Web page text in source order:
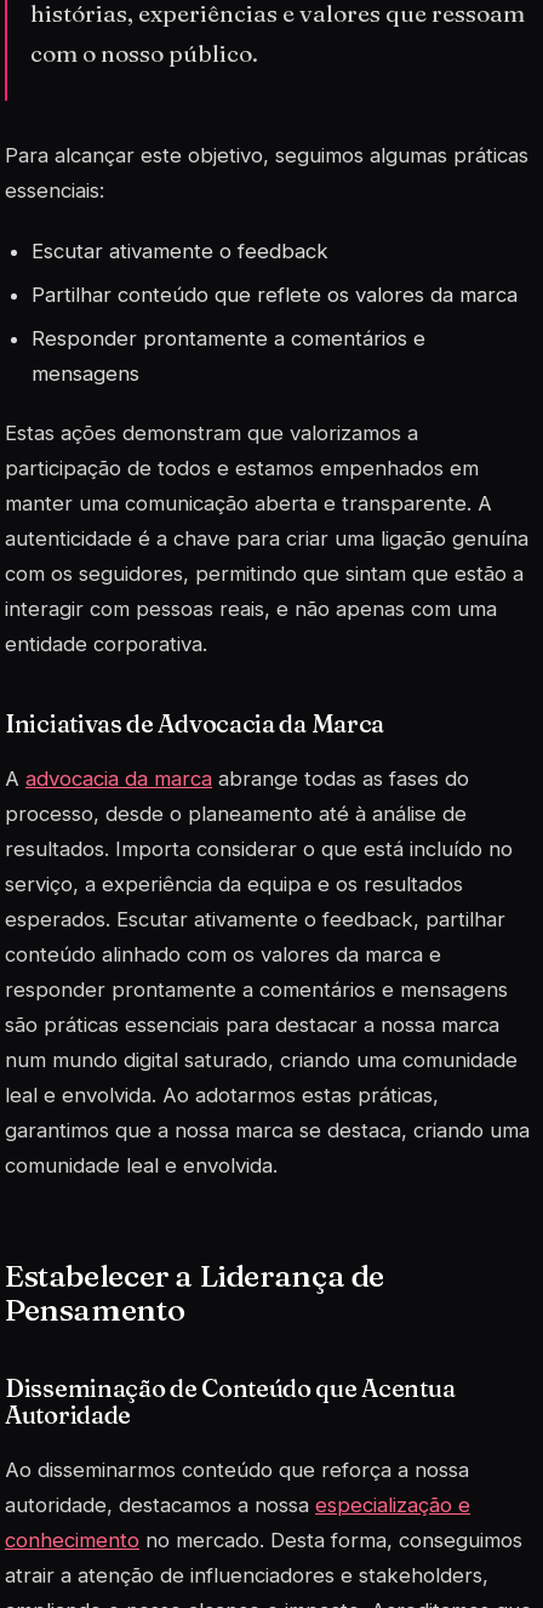
histórias, experiências e valores que ressoam
com o nosso público.
Para alcançar este objetivo, seguimos algumas práticas
essenciais:
Escutar ativamente o feedback
Partilhar conteúdo que reflete os valores da marca
Responder prontamente a comentários e
mensagens
Estas ações demonstram que valorizamos a
participação de todos e estamos empenhados em
manter uma comunicação aberta e transparente. A
autenticidade é a chave para criar uma ligação genuína
com os seguidores, permitindo que sintam que estão a
interagir com pessoas reais, e não apenas com uma
entidade corporativa.
Iniciativas de Advocacia da Marca
A advocacia da marca abrange todas as fases do
processo, desde o planeamento até à análise de
resultados. Importa considerar o que está incluído no
serviço, a experiência da equipa e os resultados
esperados. Escutar ativamente o feedback, partilhar
conteúdo alinhado com os valores da marca e
responder prontamente a comentários e mensagens
são práticas essenciais para destacar a nossa marca
num mundo digital saturado, criando uma comunidade
leal e envolvida. Ao adotarmos estas práticas,
garantimos que a nossa marca se destaca, criando uma
comunidade leal e envolvida.
Estabelecer a Liderança de
Pensamento
Disseminação de Conteúdo que Acentua
Autoridade
Ao disseminarmos conteúdo que reforça a nossa
autoridade, destacamos a nossa especialização e
conhecimento no mercado. Desta forma, conseguimos
atrair a atenção de influenciadores e stakeholders,